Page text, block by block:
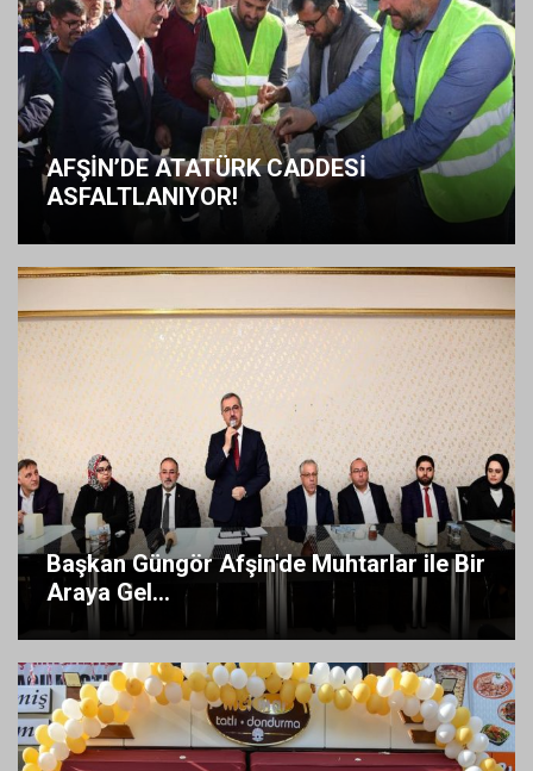
AFŞİN’DE ATATÜRK CADDESİ
ASFALTLANIYOR!
Başkan Güngör Afşin'de Muhtarlar ile Bir
Araya Gel...